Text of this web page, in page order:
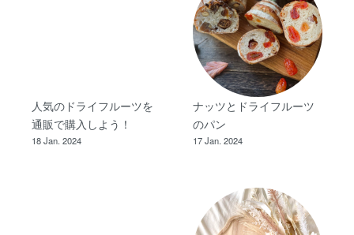
人気のドライフルーツを
通販で購入しよう！
18 Jan. 2024
ナッツとドライフルーツ
のパン
17 Jan. 2024